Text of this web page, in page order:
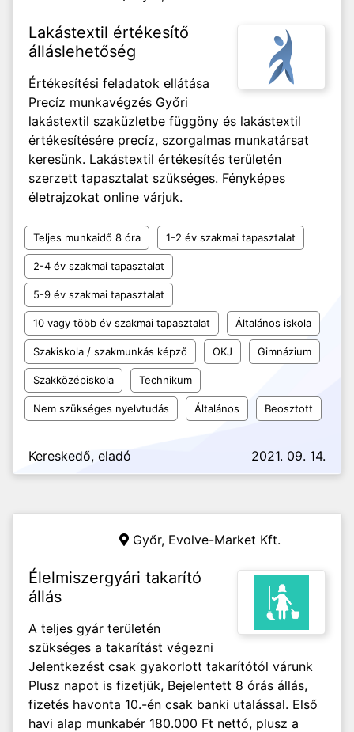
Lakástextil értékesítő
álláslehetőség
Értékesítési feladatok ellátása
Precíz munkavégzés Győri
lakástextil szaküzletbe függöny és lakástextil
értékesítésére precíz, szorgalmas munkatársat
keresünk. Lakástextil értékesítés területén
szerzett tapasztalat szükséges. Fényképes
életrajzokat online várjuk.
Teljes munkaidő 8 óra 1-2 év szakmai tapasztalat
2-4 év szakmai tapasztalat
5-9 év szakmai tapasztalat
10 vagy több év szakmai tapasztalat Általános iskola
Szakiskola / szakmunkás képző OKJ Gimnázium
Szakközépiskola Technikum
Nem szükséges nyelvtudás Általános Beosztott
Kereskedő, eladó 2021. 09. 14.
Győr, Evolve-Market Kft.
Élelmiszergyári takarító
állás
A teljes gyár területén
szükséges a takarítást végezni
Jelentkezést csak gyakorlott takarítótól várunk
Plusz napot is fizetjük, Bejelentett 8 órás állás,
fizetés havonta 10.-én csak banki utalással. Első
havi alap munkabér 180.000 Ft nettó, plusz a